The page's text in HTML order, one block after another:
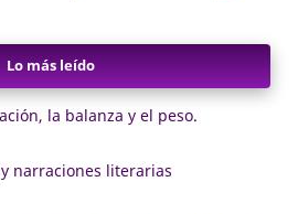
Lo más leído
la balanza y el peso.
narraciones literarias